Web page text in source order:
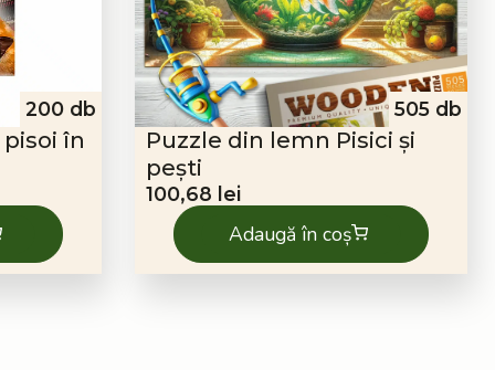
200 db
în
505 db
Puzzle din lemn Pisici și
pești
100,68 lei
Adaugă în coș